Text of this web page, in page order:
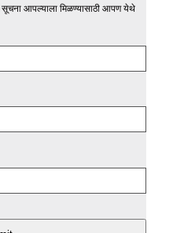
आपल्याला मिळण्यासाठी आपण येथे